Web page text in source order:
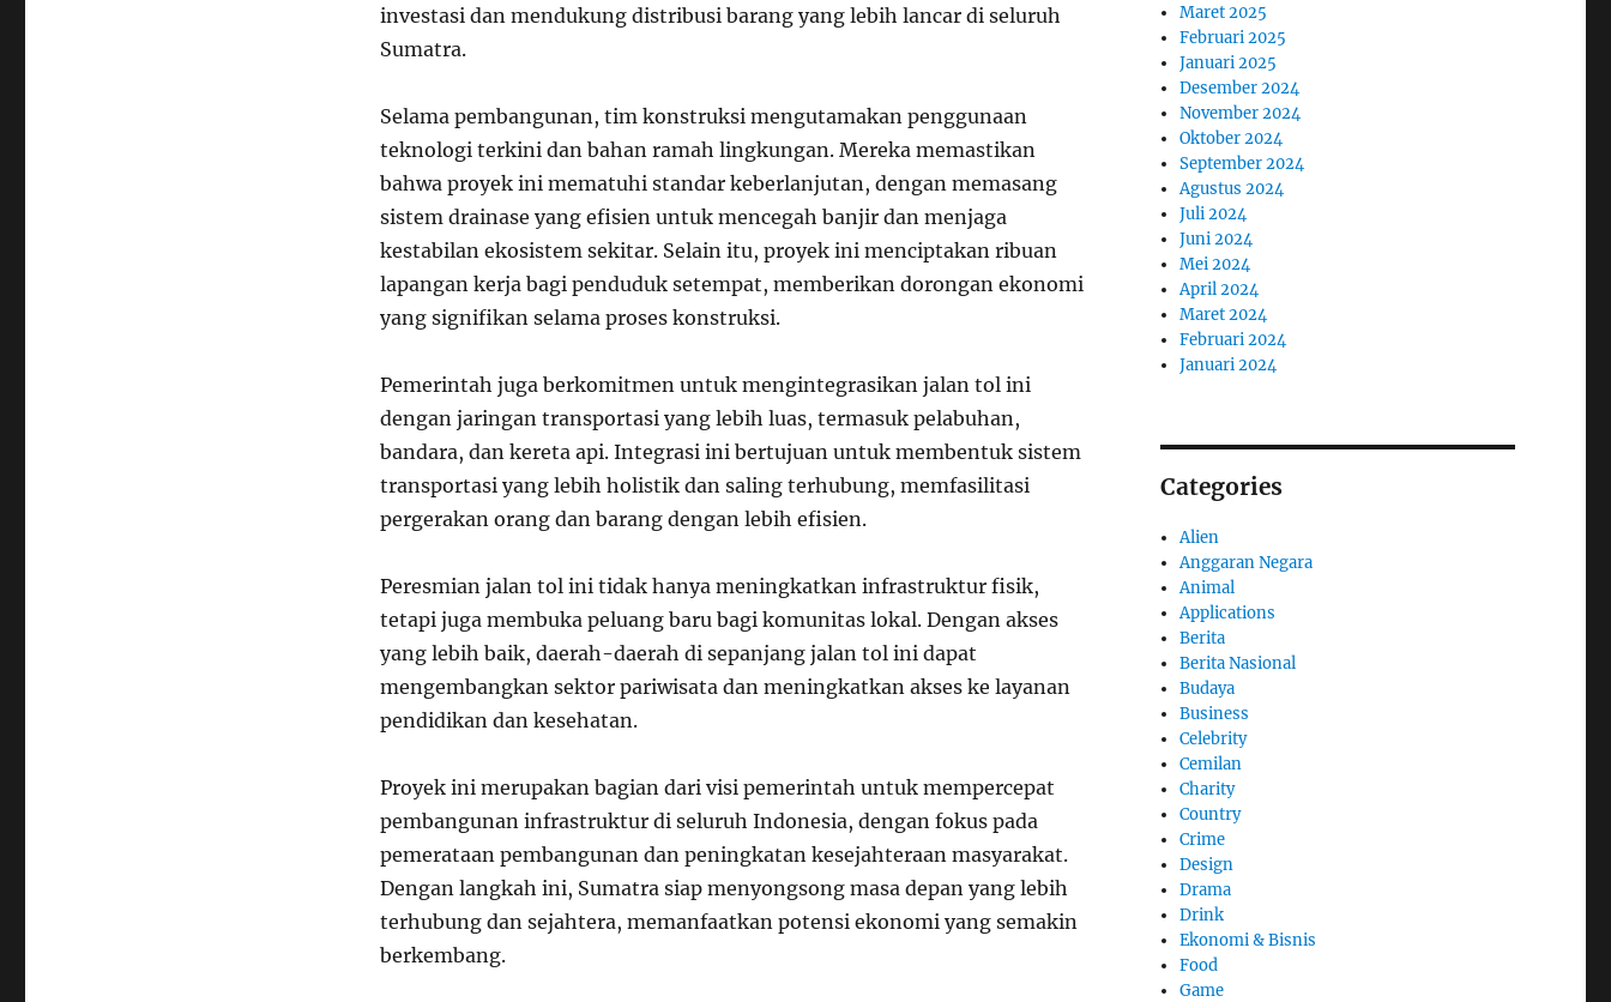
investasi dan mendukung distribusi barang yang lebih lancar di seluruh
Sumatra.
Selama pembangunan, tim konstruksi mengutamakan penggunaan
teknologi terkini dan bahan ramah lingkungan. Mereka memastikan
bahwa proyek ini mematuhi standar keberlanjutan, dengan memasang
sistem drainase yang efisien untuk mencegah banjir dan menjaga
kestabilan ekosistem sekitar. Selain itu, proyek ini menciptakan ribuan
lapangan kerja bagi penduduk setempat, memberikan dorongan ekonomi
yang signifikan selama proses konstruksi.
Pemerintah juga berkomitmen untuk mengintegrasikan jalan tol ini
dengan jaringan transportasi yang lebih luas, termasuk pelabuhan,
bandara, dan kereta api. Integrasi ini bertujuan untuk membentuk sistem
transportasi yang lebih holistik dan saling terhubung, memfasilitasi
pergerakan orang dan barang dengan lebih efisien.
Peresmian jalan tol ini tidak hanya meningkatkan infrastruktur fisik,
tetapi juga membuka peluang baru bagi komunitas lokal. Dengan akses
yang lebih baik, daerah-daerah di sepanjang jalan tol ini dapat
mengembangkan sektor pariwisata dan meningkatkan akses ke layanan
pendidikan dan kesehatan.
Proyek ini merupakan bagian dari visi pemerintah untuk mempercepat
pembangunan infrastruktur di seluruh Indonesia, dengan fokus pada
pemerataan pembangunan dan peningkatan kesejahteraan masyarakat.
Dengan langkah ini, Sumatra siap menyongsong masa depan yang lebih
terhubung dan sejahtera, memanfaatkan potensi ekonomi yang semakin
berkembang.
Maret 2025
Februari 2025
Januari 2025
Desember 2024
November 2024
Oktober 2024
September 2024
Agustus 2024
Juli 2024
Juni 2024
Mei 2024
April 2024
Maret 2024
Februari 2024
Januari 2024
Categories
Alien
Anggaran Negara
Animal
Applications
Berita
Berita Nasional
Budaya
Business
Celebrity
Cemilan
Charity
Country
Crime
Design
Drama
Drink
Ekonomi & Bisnis
Food
Game